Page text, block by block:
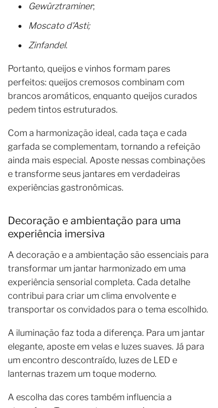
Gewürztraminer;
Moscato d'Asti;
Zinfandel.
Portanto, queijos e vinhos formam pares
perfeitos: queijos cremosos combinam com
brancos aromáticos, enquanto queijos curados
pedem tintos estruturados.
Com a harmonização ideal, cada taça e cada
garfada se complementam, tornando a refeição
ainda mais especial. Aposte nessas combinações
e transforme seus jantares em verdadeiras
experiências gastronômicas.
Decoração e ambientação para uma
experiência imersiva
A decoração e a ambientação são essenciais para
transformar um jantar harmonizado em uma
experiência sensorial completa. Cada detalhe
contribui para criar um clima envolvente e
transportar os convidados para o tema escolhido.
A iluminação faz toda a diferença. Para um jantar
elegante, aposte em velas e luzes suaves. Já para
um encontro descontraído, luzes de LED e
lanternas trazem um toque moderno.
A escolha das cores também influencia a